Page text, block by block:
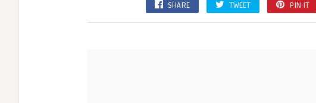
SHARE TWEET PIN IT